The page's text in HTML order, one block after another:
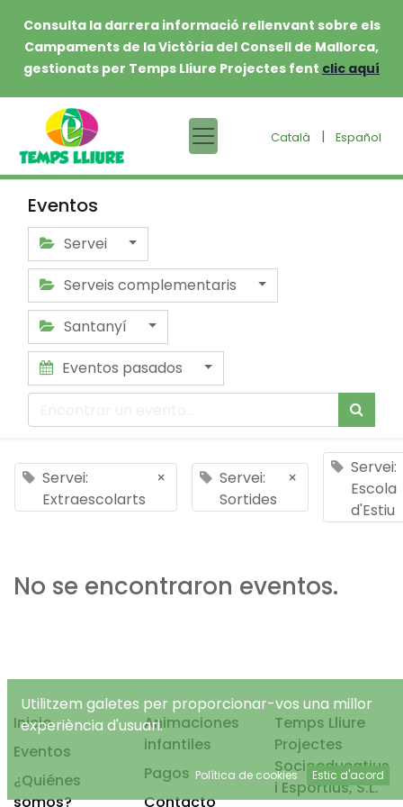
Consulta la darrera informació rellenvant sobre els
Campaments de la Victòria del Consell de Mallorca,
gestionats per Temps Lliure Projectes fent clic aquí
Català | Español
Eventos
Servei
Serveis complementaris
Santanyí
Eventos pasados
Servei:
Extraescolarts
×
Servei:
Sortides
×
Servei:
Escola
d'Estiu
No se encontraron eventos.
Inicio
Eventos
¿Quiénes
somos?
Animaciones
infantiles
Pagos
Contacto
Temps Lliure
Projectes
Socioeducatius
i Esportius, S.L.
Utilitzem galetes per proporcionar-vos una millor
experiència d'usuari.
Política de cookies Estic d'acord